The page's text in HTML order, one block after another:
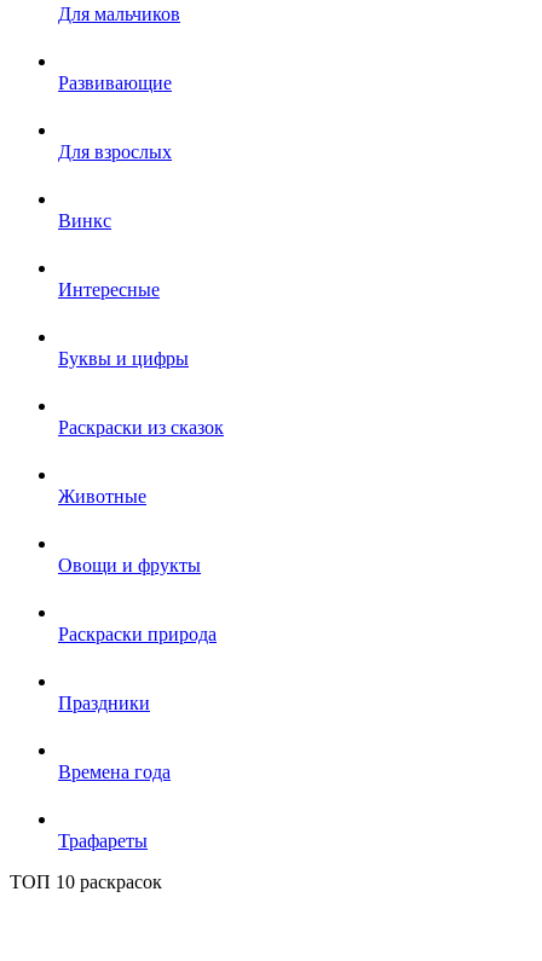
Для мальчиков
Развивающие
Для взрослых
Винкс
Интересные
Буквы и цифры
Раскраски из сказок
Животные
Овощи и фрукты
Раскраски природа
Праздники
Времена года
Трафареты
ТОП 10 раскрасок